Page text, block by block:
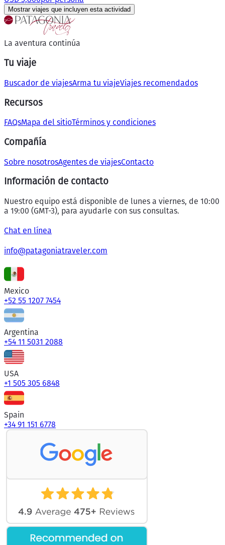
Mostrar viajes que incluyen esta actividad
La aventura continúa
Tu viaje
Buscador de viajesArma tu viajeViajes recomendados
Recursos
FAQsMapa del sitioTérminos y condiciones
Compañía
Sobre nosotrosAgentes de viajesContacto
Información de contacto
Nuestro equipo está disponible de lunes a viernes, de 10:00
a 19:00 (GMT-3), para ayudarle con sus consultas.
Chat en línea
info@patagoniatraveler.com
Mexico
+52 55 1207 7454
Argentina
+54 11 5031 2088
USA
+1 505 305 6848
Spain
+34 91 151 6778